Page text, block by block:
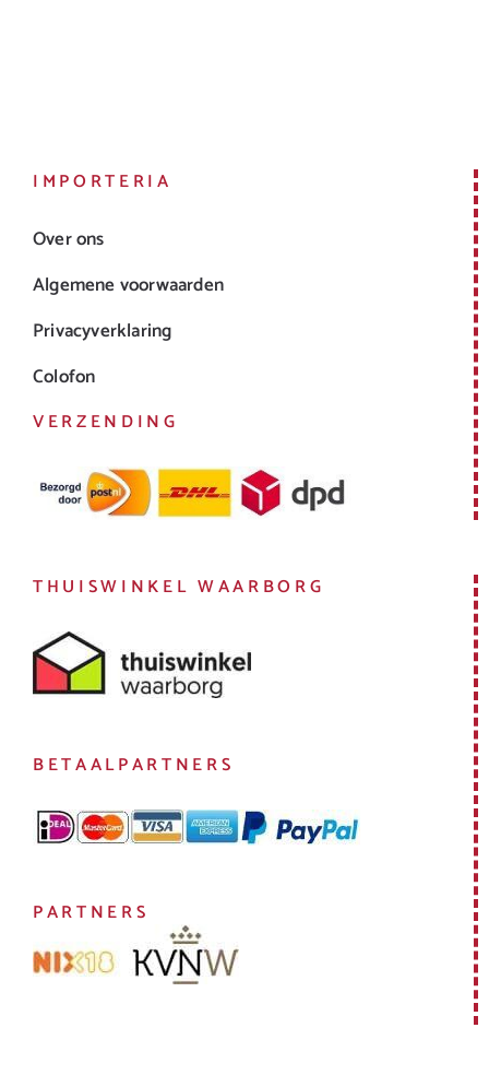
IMPORTERIA
Over ons
Algemene voorwaarden
Privacyverklaring
Colofon
VERZENDING
THUISWINKEL WAARBORG
BETAALPARTNERS
PARTNERS